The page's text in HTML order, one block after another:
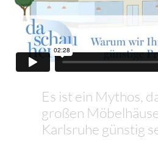
Es ist ein Mythos,
großen
Karlsruhe günstig